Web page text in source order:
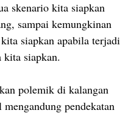
skenario kita siapkan
sampai kemungkinan
siapkan apabila terjadi
kita siapkan.
polemik di kalangan
pendekatan